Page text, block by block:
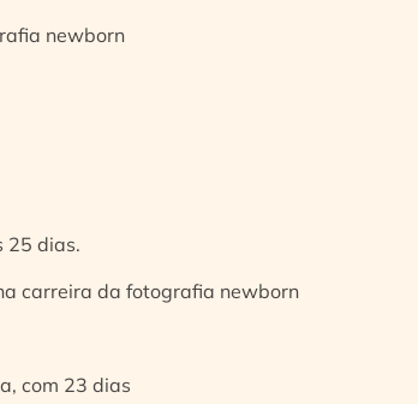
newborn
25 dias.
carreira da fotografia newborn
com 23 dias